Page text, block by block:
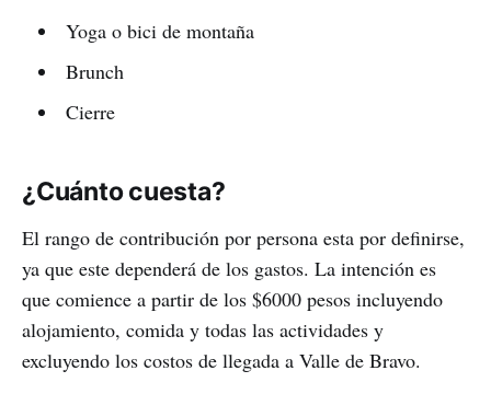
Yoga o bici de montaña
Brunch
Cierre
¿Cuánto cuesta?
El rango de contribución por persona esta por definirse,
ya que este dependerá de los gastos. La intención es
que comience a partir de los $6000 pesos incluyendo
alojamiento, comida y todas las actividades y
excluyendo los costos de llegada a Valle de Bravo.